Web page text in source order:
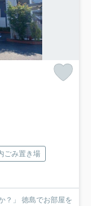
ごみ置き場
？」 徳島でお部屋を